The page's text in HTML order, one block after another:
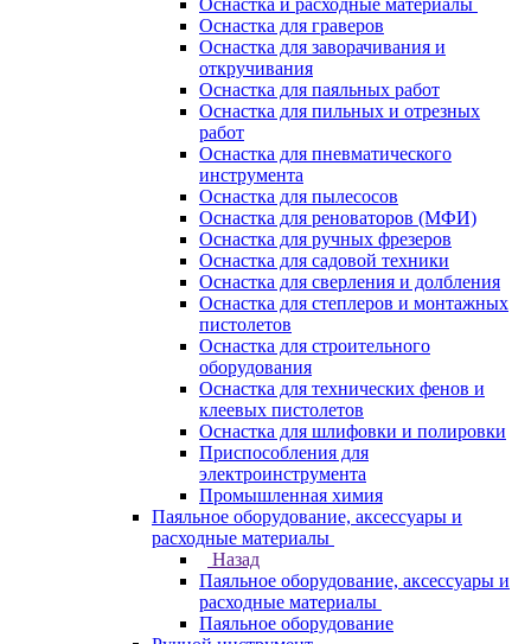
Оснастка и расходные материалы
Оснастка для граверов
Оснастка для заворачивания и
откручивания
Оснастка для паяльных работ
Оснастка для пильных и отрезных
работ
Оснастка для пневматического
инструмента
Оснастка для пылесосов
Оснастка для реноваторов (МФИ)
Оснастка для ручных фрезеров
Оснастка для садовой техники
Оснастка для сверления и долбления
Оснастка для степлеров и монтажных
пистолетов
Оснастка для строительного
оборудования
Оснастка для технических фенов и
клеевых пистолетов
Оснастка для шлифовки и полировки
Приспособления для
электроинструмента
Промышленная химия
Паяльное оборудование, аксессуары и
расходные материалы
Назад
Паяльное оборудование, аксессуары и
расходные материалы
Паяльное оборудование